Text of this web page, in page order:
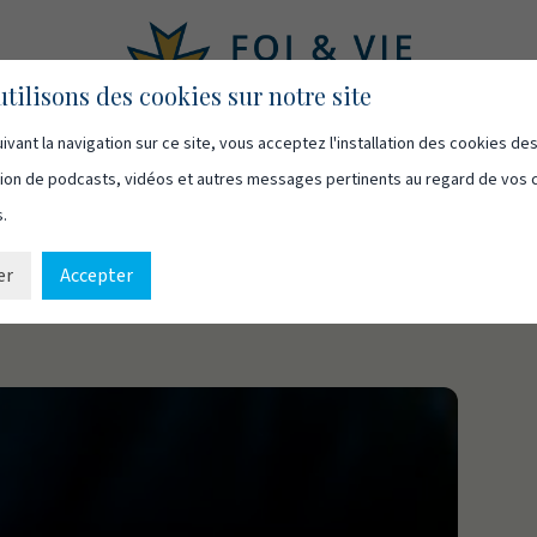
Vidéos Qui sommes-nous Ressources
des cookies sur notre site
la navigation sur ce site, vous acceptez l'installation des cookies
de podcasts, vidéos et autres messages pertinents au regard de vos
Accepter